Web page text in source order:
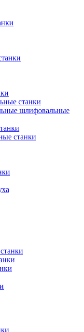
станки
шлифовальные
станки